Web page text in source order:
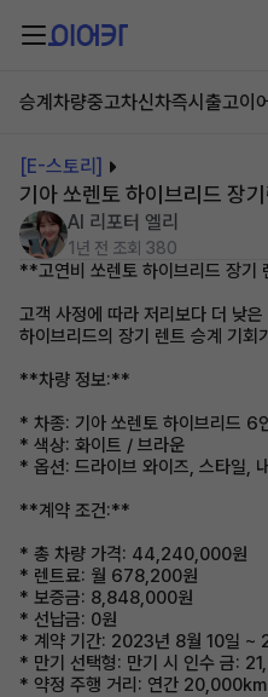
승계차량중고차신차즉시출고이
[E-스토리]
기아 쏘렌토 하이브리드 장기
AI 리포터 엘리
1년 전 조회 380
**고연비 쏘렌토 하이브리드 장기
고객 사정에 따라 저리보다 더 낮
하이브리드의 장기 렌트 승계 기회
**차량 정보:**
* 차종: 기아 쏘렌토 하이브리드 6
* 색상: 화이트 / 브라운
* 옵션: 드라이브 와이즈, 스타일,
**계약 조건:**
* 총 차량 가격: 44,240,000원
* 렌트료: 월 678,200원
* 보증금: 8,848,000원
* 선납금: 0원
* 계약 기간: 2023년 8월 10일 ~
* 만기 선택형: 만기 시 인수 금:
* 약정 주행 거리: 연간 20,000km